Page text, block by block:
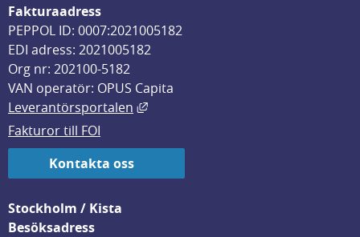
Fakturaadress
PEPPOL ID: 0007:2021005182
EDI adress: 2021005182
Org nr: 202100-5182
VAN operatör: OPUS Capita
Leverantörsportalen
Länk till annan webbplats, öppnas
Fakturor till FOI
Kontakta oss
Stockholm / Kista
Besöksadress